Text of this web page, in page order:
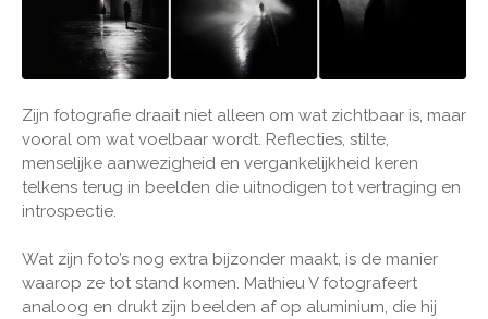
Zijn fotografie draait niet alleen om wat zichtbaar is, maar
vooral om wat voelbaar wordt. Reflecties, stilte,
menselijke aanwezigheid en vergankelijkheid keren
telkens terug in beelden die uitnodigen tot vertraging en
introspectie.
Wat zijn foto’s nog extra bijzonder maakt, is de manier
waarop ze tot stand komen. Mathieu V fotografeert
analoog en drukt zijn beelden af op aluminium, die hij